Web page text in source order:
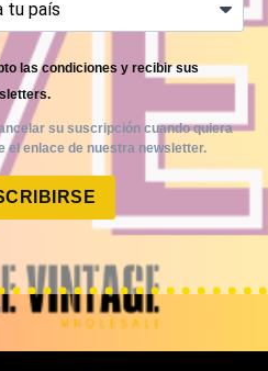
VERANO
9€/Kg
€ (sin IVA)
Mix
las condiciones y recibir sus
su suscripción cuando quiera
el enlace de nuestra newsletter.